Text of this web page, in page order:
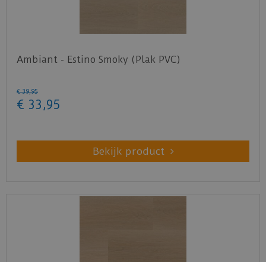
Ambiant - Estino Smoky (Plak PVC)
€ 39,95
€ 33 ,95
Bekijk product